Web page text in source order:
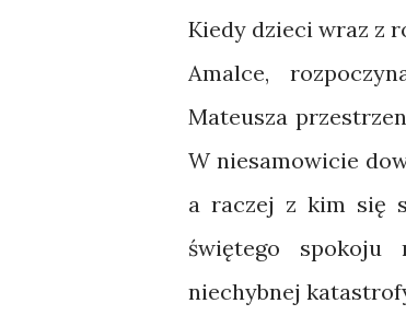
Kiedy dzieci wraz z
Amalce,
Mateusza
W niesamowicie
a raczej z kim się
świętego spokoju
niechybnej